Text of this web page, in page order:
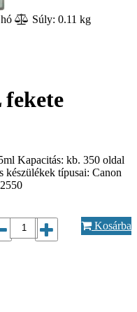
Súly: 0.11 kg
Kapacitás: kb. 350 oldal
készülékek típusai: Canon
Kosárba